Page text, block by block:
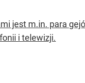
jest m.in. para
i telewizji.